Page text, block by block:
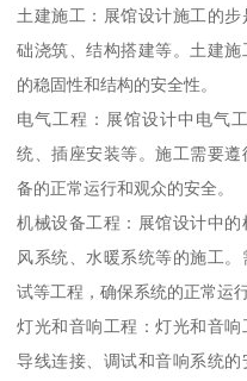
土建施工：展馆设计施工的
础浇筑、结构搭建等。土建
的稳固性和结构的安全性。
电气工程：展馆设计中电气
统、插座安装等。施工需要
备的正常运行和观众的安全。
机械设备工程：展馆设计中
风系统、水暖系统等的施工
试等工程，确保系统的正常运
灯光和音响工程：灯光和音响
导线连接、调试和音响系统